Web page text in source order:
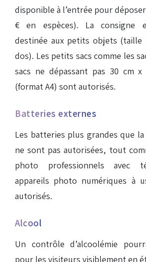
disponible à l’entrée pour déposer
€ en espèces). La consigne
destinée aux petits objets (taille
dos). Les petits sacs comme les
sacs ne dépassant pas 30 cm
(format A4) sont autorisés.
Batteries externes
Les batteries plus grandes que
ne sont pas autorisées, tout
photo professionnels avec
appareils photo numériques à
autorisés.
Alcool
Un contrôle d’alcoolémie
pour les visiteurs visiblement en